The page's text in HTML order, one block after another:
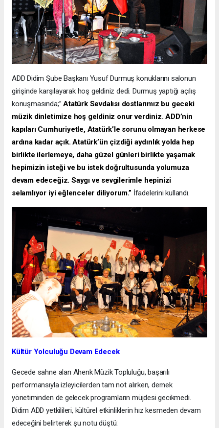
​ADD Didim Şube Başkanı Yusuf Durmuş konuklarını salonun
girişinde karşılayarak hoş geldiniz dedi. Durmuş yaptığı açılış
konuşmasında;” Atatürk Sevdalısı dostlarımız bu geceki
müzik dinletimize hoş geldiniz onur verdiniz. ADD’nin
kapıları Cumhuriyetle, Atatürk’le sorunu olmayan herkese
ardına kadar açık. Atatürk’ün çizdiği aydınlık yolda hep
birlikte ilerlemeye, daha güzel günleri birlikte yaşamak
hepimizin isteği ve bu istek doğrultusunda yolumuza
devam edeceğiz. Saygı ve sevgilerimle hepinizi
selamlıyor iyi eğlenceler diliyorum.” İfadelerini kullandı.
Kültür Yolculuğu Devam Edecek
​Gecede sahne alan Ahenk Müzik Topluluğu, başarılı
performansıyla izleyicilerden tam not alırken, dernek
yönetiminden de gelecek programların müjdesi gecikmedi.
Didim ADD yetkilileri, kültürel etkinliklerin hız kesmeden devam
edeceğini belirterek şu notu düştü: